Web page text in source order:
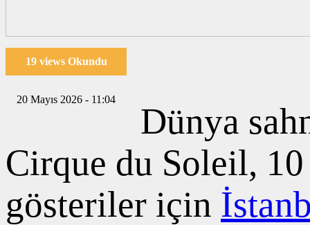
19 views Okundu
20 Mayıs 2026 - 11:04
Dünya
Cirque du Soleil, 10
gösteriler için